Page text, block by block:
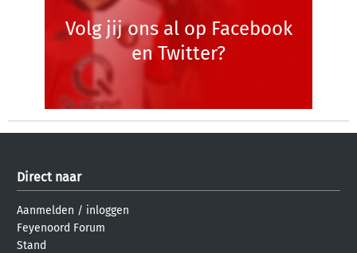
Volg jij ons al op Facebook
en Twitter?
Direct naar
Aanmelden / inloggen
Feyenoord Forum
Stand